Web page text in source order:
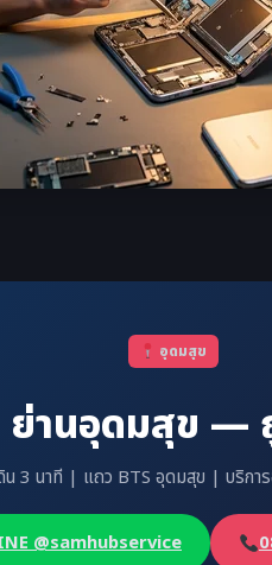
อุดมสุข
านอุดมสุข —
น 3 นาที | แถว BTS อุดมสุข | บริกา
@samhubservice